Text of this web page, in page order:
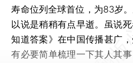
寿命位列全球首位，为83岁
以说是稍稍有点早逝。虽说
知道答案》在中国传播甚广
有必要简单梳理一下其人其